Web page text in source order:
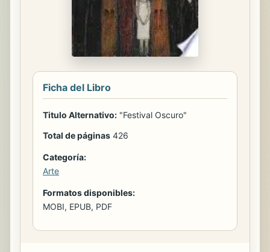
Ficha del Libro
Titulo Alternativo: "Festival Oscuro"
Total de páginas 426
Categoría:
Arte
Formatos disponibles:
MOBI, EPUB, PDF